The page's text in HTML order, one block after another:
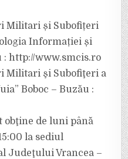
Militari și Subofițeri
Informației și
: http://www.smcis.ro
Militari şi Subofiţeri a
Boboc – Buzău :
obţine de luni până
la sediul
Judeţului Vrancea –